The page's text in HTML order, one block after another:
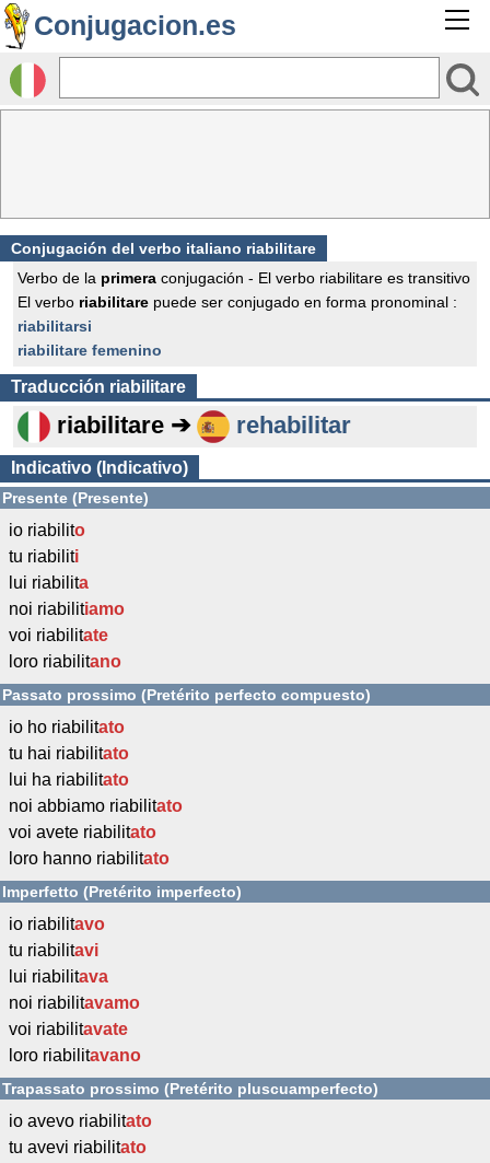
Conjugacion.es
Conjugación del verbo italiano riabilitare
Verbo de la primera conjugación - El verbo riabilitare es transitivo
El verbo riabilitare puede ser conjugado en forma pronominal :
riabilitarsi
riabilitare femenino
Traducción riabilitare
riabilitare ➔ rehabilitar
Indicativo (Indicativo)
Presente (Presente)
io riabilito
tu riabiliti
lui riabilita
noi riabilitiamo
voi riabilitate
loro riabilitano
Passato prossimo (Pretérito perfecto compuesto)
io ho riabilitato
tu hai riabilitato
lui ha riabilitato
noi abbiamo riabilitato
voi avete riabilitato
loro hanno riabilitato
Imperfetto (Pretérito imperfecto)
io riabilitavo
tu riabilitavi
lui riabilitava
noi riabilitavamo
voi riabilitavate
loro riabilitavano
Trapassato prossimo (Pretérito pluscuamperfecto)
io avevo riabilitato
tu avevi riabilitato